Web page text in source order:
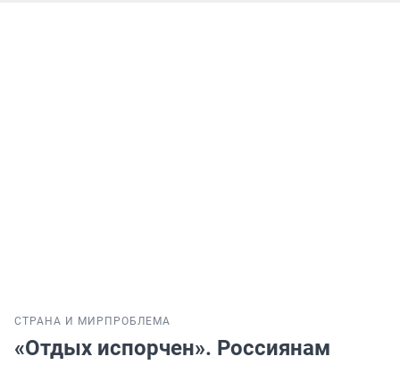
СТРАНА И МИР ПРОБЛЕМА
«Отдых испорчен». Россиянам